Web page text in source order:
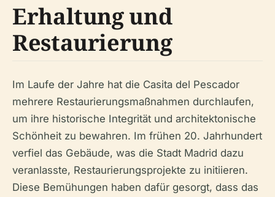
Erhaltung und
Restaurierung
Im Laufe der Jahre hat die Casita del Pescador
mehrere Restaurierungsmaßnahmen durchlaufen,
um ihre historische Integrität und architektonische
Schönheit zu bewahren. Im frühen 20. Jahrhundert
verfiel das Gebäude, was die Stadt Madrid dazu
veranlasste, Restaurierungsprojekte zu initiieren.
Diese Bemühungen haben dafür gesorgt, dass das